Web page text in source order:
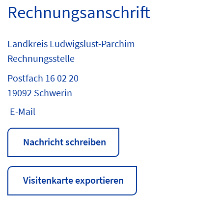
Rechnungsanschrift
Landkreis Ludwigslust-Parchim
Rechnungsstelle
Postfach 16 02 20
19092 Schwerin
E-Mail
Nachricht schreiben
Visitenkarte exportieren